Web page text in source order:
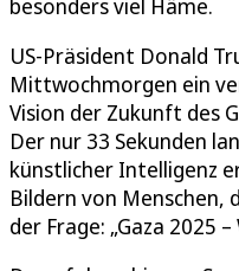
besonders viel Häme.
US-Präsident Donald
Mittwochmorgen ein
Vision der Zukunft des
Der nur 33 Sekunden
künstlicher Intelligenz
Bildern von Menschen,
der Frage: „Gaza 2025